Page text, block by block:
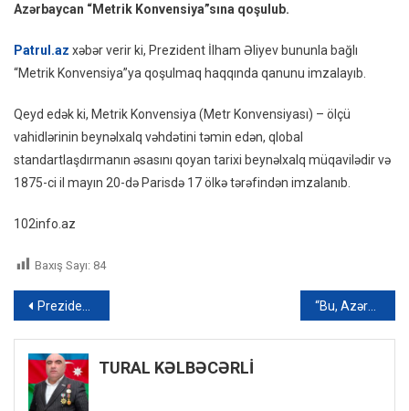
Azərbaycan “Metrik Konvensiya”sına qoşulub.
Patrul.az xəbər verir ki, Prezident İlham Əliyev bununla bağlı
“Metrik Konvensiya”ya qoşulmaq haqqında qanunu imzalayıb.
Qeyd edək ki, Metrik Konvensiya (Metr Konvensiyası) – ölçü
vahidlərinin beynəlxalq vəhdətini təmin edən, qlobal
standartlaşdırmanın əsasını qoyan tarixi beynəlxalq müqavilədir və
1875-ci il mayın 20-də Parisdə 17 ölkə tərəfindən imzalanıb.
102info.az
Baxış Sayı: 84
Yazı
naviqasiyası
Prezident 2025-ci il dövlət büdcəsinin icrasını təsdiqlədi “Bu, Azərbaycanın quru sərhədlərinin bağlı olması ilə əlaqədardır”
TURAL KƏLBƏCƏRLİ